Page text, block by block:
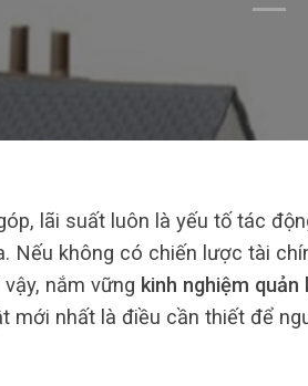
lãi suất luôn là yếu tố tác
Nếu không có chiến lược tài
nắm vững kinh nghiệm
mới nhất là điều cần thiết để